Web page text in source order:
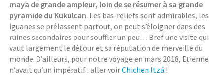
maya de grande ampleur, loin de se résumer à sa grande
pyramide du Kukulcan. Les bas-reliefs sont admirables, les
iguanes se prélassent partout, on peut s’éloigner dans des
ruines secondaires pour souffler un peu… Bref une visite qui
vaut largement le détour et sa réputation de merveille du
monde. D’ailleurs, pour notre voyage en mars 2018, Etienne
n’avait qu’un impératif : aller voirChichen Itzá !